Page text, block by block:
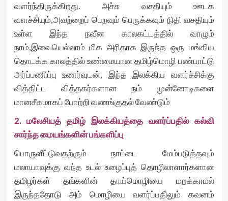
வளர்ந்திருக்கிறது. அச்சு வசதியும் ஊடக
வளச்சியும்,அவற்றைப் பெறவும் பெருக்கவும் நிதி வசதியும்
உள்ள இந்த நவீன காலகட்டத்தில் வாழும்
நாம்,இவையெல்லாம் மிக அரிதாக இருந்த ஒரு மங்கிய
தொடக்க காலத்தில் உண்மையான தமிழ்மொழி பண்பாட்டு
அர்ப்பணிப்பு உணர்வுடன், இந்த இலக்கிய வளர்ச்சிக்கு
வித்திட்ட வித்தகர்களான நம் முன்னோடிகளை
மானசீகமாகப் போற்றி வணங்குதல் வேண்டும்
2. மலேசியத் தமிழ் இலக்கியத்தை வளர்ப்பதில் கல்வி
சார்ந்த மையங்களின் பங்களிப்பு
பொருளீட்டுவதற்கும் நாட்டை மேம்படுத்தவும்
மலாயாவுக்கு வந்த உடல் உழைப்புத் தொழிலாளார்களான
தமிழர்கள் தங்களின் தாய்மொழியை மறக்காமல்
இருந்ததோடு அம் மொழியை வளர்ப்பதிலும் கவனம்